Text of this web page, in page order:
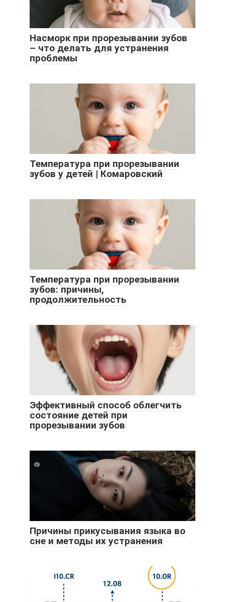
Насморк при прорезывании зубов
– что делать для устранения
проблемы
Температура при прорезывании
зубов у детей | Комаровский
Температура при прорезывании
зубов: причины,
продолжительность
Эффективный способ облегчить
состояние детей при
прорезывании зубов
Причины прикусывания языка во
сне и методы их устранения